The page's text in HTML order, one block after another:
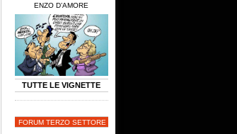
ENZO D’AMORE
TUTTE LE VIGNETTE
FORUM TERZO SETTORE